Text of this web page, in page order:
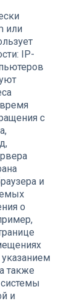
или
IP-
с
и
о
также
и